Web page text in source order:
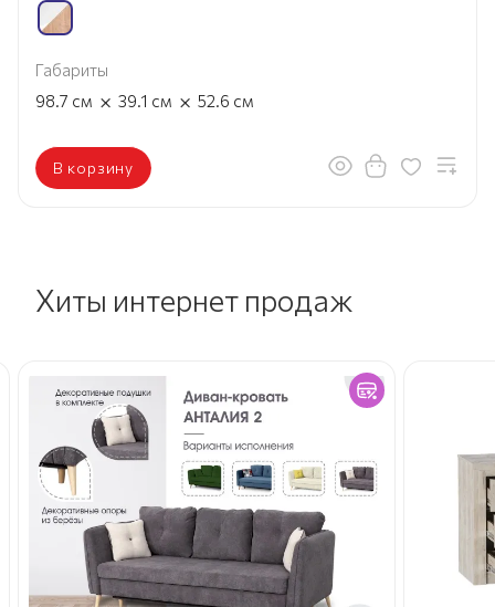
Габариты
98.7 см × 39.1 см × 52.6 см
В корзину
Хиты интернет продаж